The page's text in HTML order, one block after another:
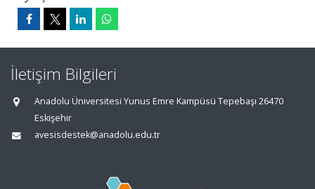
İletişim Bilgileri
Anadolu Üniversitesi Yunus Emre Kampüsü Tepebaşı 26470
Eskişehir
avesisdestek@anadolu.edu.tr